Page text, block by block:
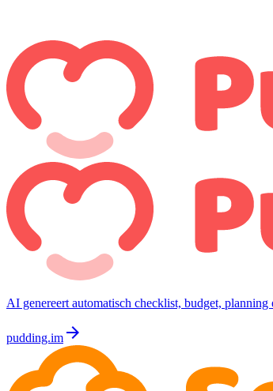
AI genereert automatisch checklist, budget,
pudding.im arrow_forward